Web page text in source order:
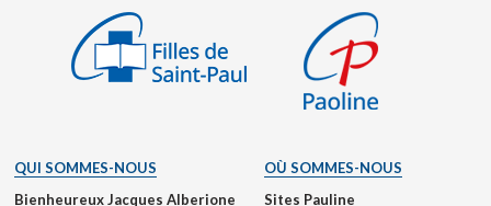
QUI SOMMES-NOUS
Bienheureux Jacques Alberione
OÙ SOMMES-NOUS
Sites Pauline